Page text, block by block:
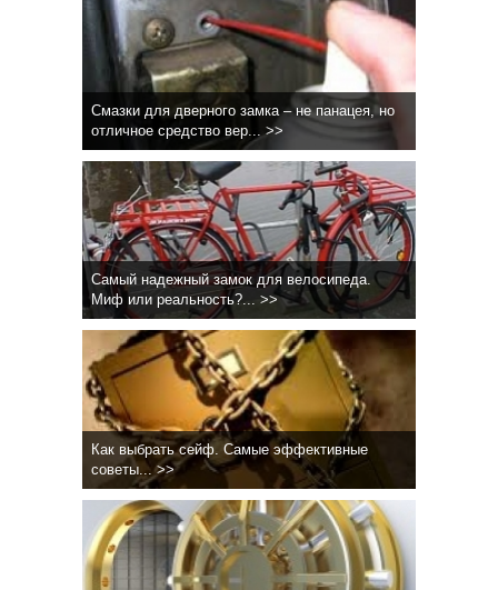
Смазки для дверного замка – не панацея, но
отличное средство вер... >>
Самый надежный замок для велосипеда.
Миф или реальность?... >>
Как выбрать сейф. Самые эффективные
советы... >>